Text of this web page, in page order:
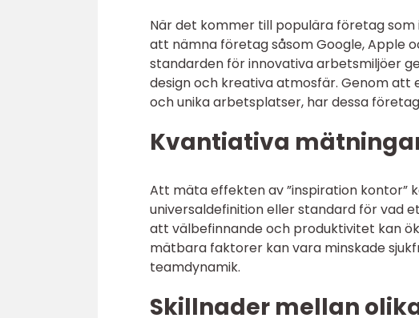
När det kommer till populära företag
att nämna företag såsom Google, Apple
standarden för innovativa arbetsmiljöer
design och kreativa atmosfär. Genom
och unika arbetsplatser, har dessa
Kvantiativa
Att mäta effekten av ”inspiration kontor”
universaldefinition eller standard för vad
att välbefinnande och produktivitet kan
mätbara faktorer kan vara minskade
teamdynamik.
Skillnader mellan